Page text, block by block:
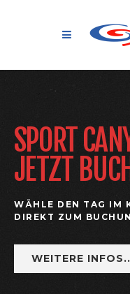
SPORT
JETZT
WÄHLE DEN TAG IM
DIREKT ZUM
WEITERE